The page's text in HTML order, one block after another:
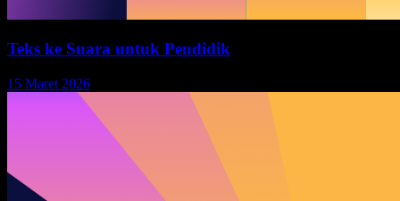
Teks ke Suara untuk Pendidik
15 Maret 2026